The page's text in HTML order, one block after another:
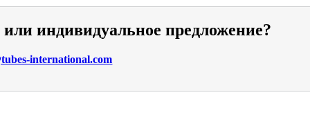
индивидуальное предложение?
international.com